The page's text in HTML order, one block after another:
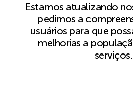
Estamos atualizando
pedimos a
usuários para que
melhorias a
serviços.